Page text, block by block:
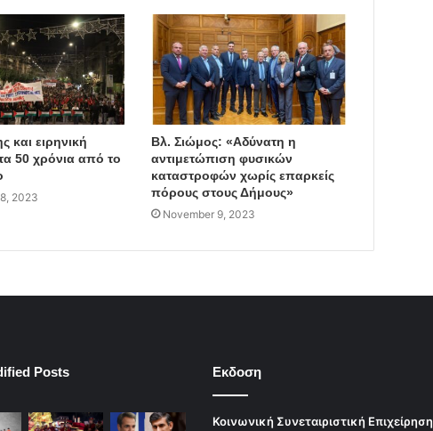
και ειρηνική
50 χρόνια από το
2023
Βλ. Σιώμος: «Αδύνατη η
αντιμετώπιση φυσικών
καταστροφών χωρίς επαρκείς
πόρους στους Δήμους»
November 9, 2023
Posts Εκδοση
Κοινωνική Συνεταιριστική Επιχείρηση